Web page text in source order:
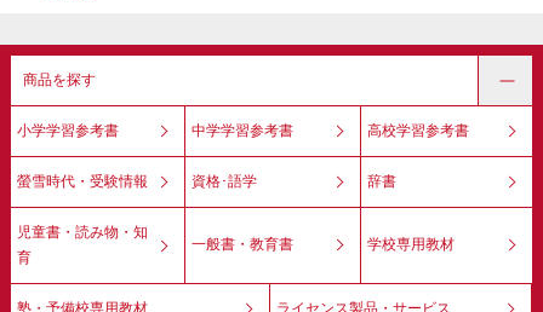
商品を探す
小学学習参考書 中学学習参考書 高校学習参考書
螢雪時代・受験情報 資格･語学 辞書
児童書・読み物・知
育
一般書・教育書 学校専用教材
塾・予備校専用教材 ライセンス製品・サービス